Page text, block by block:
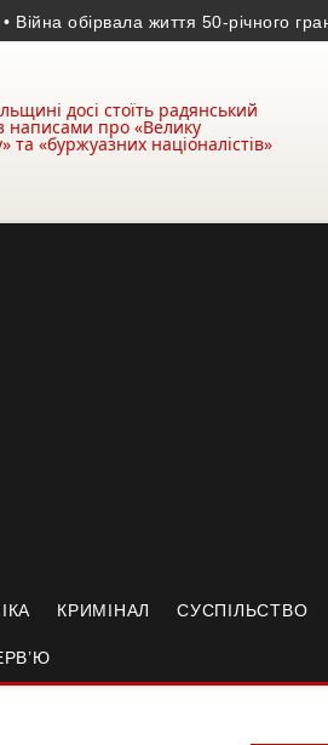
обірвала життя 50-річного
досі стоїть радянський
написами про «Велику
та «буржуазних націоналістів»
КРИМІНАЛ СУСПІЛЬСТВО